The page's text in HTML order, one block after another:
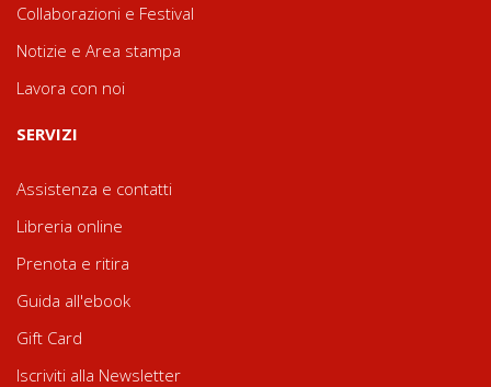
Collaborazioni e Festival
Notizie e Area stampa
Lavora con noi
SERVIZI
Assistenza e contatti
Libreria online
Prenota e ritira
Guida all'ebook
Gift Card
Iscriviti alla Newsletter